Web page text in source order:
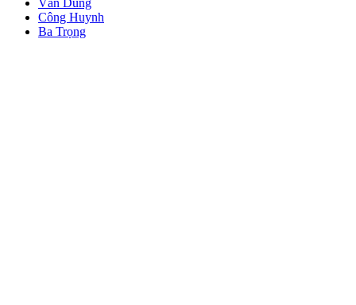
Vân Dung
Công Huynh
Ba Trọng